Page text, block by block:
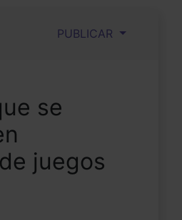
PUBLICAR
se
juegos